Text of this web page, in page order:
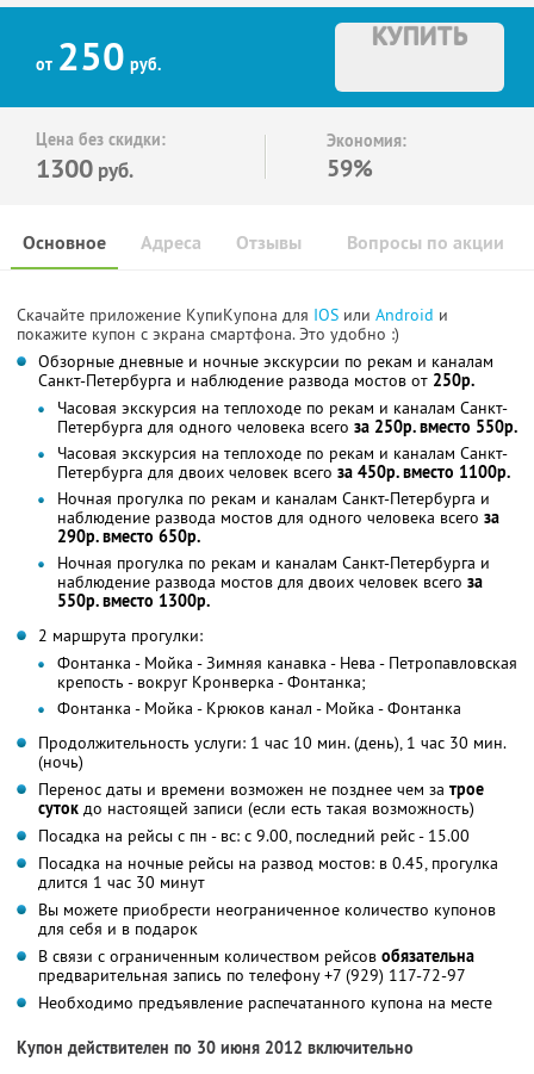
от 250 руб.
КУПИТЬ
Цена без скидки:
1300 руб.
Экономия:
59%
Основное Отзывы Вопросы по акции
Адреса
Скачайте приложение КупиКупона для IOS или Android и
покажите купон с экрана смартфона. Это удобно :)
Обзорные дневные и ночные экскурсии по рекам и каналам
Санкт-Петербурга и наблюдение развода мостов от 250р.
Часовая экскурсия на теплоходе по рекам и каналам Санкт-
Петербурга для одного человека всего за 250р. вместо 550р.
Часовая экскурсия на теплоходе по рекам и каналам Санкт-
Петербурга для двоих человек всего за 450р. вместо 1100р.
Ночная прогулка по рекам и каналам Санкт-Петербурга и
наблюдение развода мостов для одного человека всего за
290р. вместо 650р.
Ночная прогулка по рекам и каналам Санкт-Петербурга и
наблюдение развода мостов для двоих человек всего за
550р. вместо 1300р.
2 маршрута прогулки:
Фонтанка - Мойка - Зимняя канавка - Нева - Петропавловская
крепость - вокруг Кронверка - Фонтанка;
Фонтанка - Мойка - Крюков канал - Мойка - Фонтанка
Продолжительность услуги: 1 час 10 мин. (день), 1 час 30 мин.
(ночь)
Перенос даты и времени возможен не позднее чем за трое
суток до настоящей записи (если есть такая возможность)
Посадка на рейсы с пн - вс: с 9.00, последний рейс - 15.00
Посадка на ночные рейсы на развод мостов: в 0.45, прогулка
длится 1 час 30 минут
Вы можете приобрести неограниченное количество купонов
для себя и в подарок
В связи с ограниченным количеством рейсов обязательна
предварительная запись по телефону +7 (929) 117-72-97
Необходимо предъявление распечатанного купона на месте
Купон действителен по 30 июня 2012 включительно